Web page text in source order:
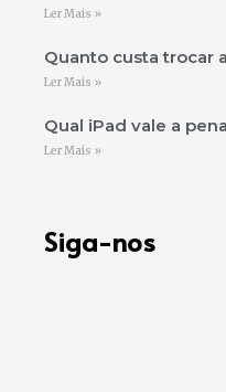
Ler Mais »
Quanto custa trocar
Ler Mais »
Qual iPad vale a
Ler Mais »
Siga-nos